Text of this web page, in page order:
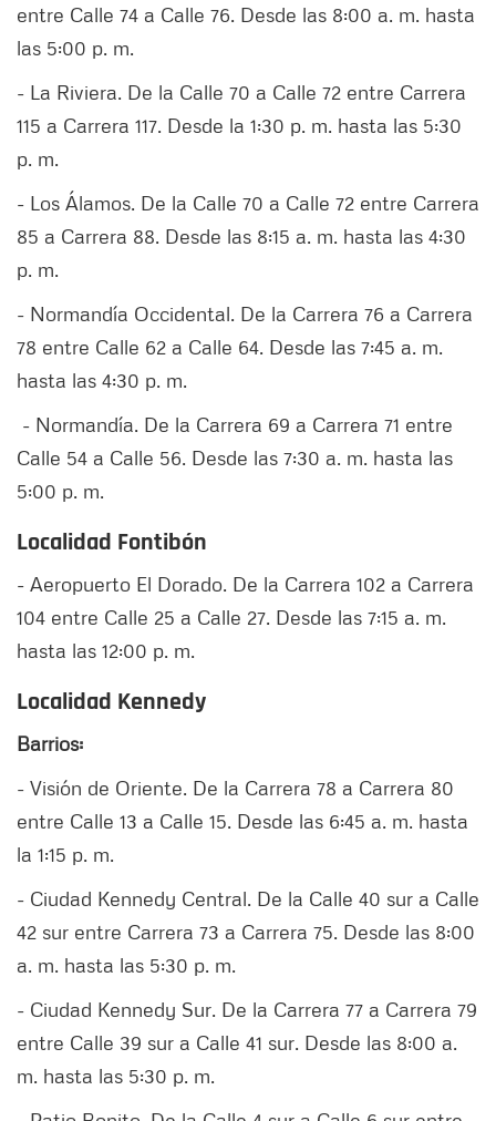
entre Calle 74 a Calle 76. Desde las 8:00 a. m. hasta
las 5:00 p. m.
- La Riviera. De la Calle 70 a Calle 72 entre Carrera
115 a Carrera 117. Desde la 1:30 p. m. hasta las 5:30
p. m.
- Los Álamos. De la Calle 70 a Calle 72 entre Carrera
85 a Carrera 88. Desde las 8:15 a. m. hasta las 4:30
p. m.
- Normandía Occidental. De la Carrera 76 a Carrera
78 entre Calle 62 a Calle 64. Desde las 7:45 a. m.
hasta las 4:30 p. m.
- Normandía. De la Carrera 69 a Carrera 71 entre
Calle 54 a Calle 56. Desde las 7:30 a. m. hasta las
5:00 p. m.
Localidad Fontibón
- Aeropuerto El Dorado. De la Carrera 102 a Carrera
104 entre Calle 25 a Calle 27. Desde las 7:15 a. m.
hasta las 12:00 p. m.
Localidad Kennedy
Barrios:
- Visión de Oriente. De la Carrera 78 a Carrera 80
entre Calle 13 a Calle 15. Desde las 6:45 a. m. hasta
la 1:15 p. m.
- Ciudad Kennedy Central. De la Calle 40 sur a Calle
42 sur entre Carrera 73 a Carrera 75. Desde las 8:00
a. m. hasta las 5:30 p. m.
- Ciudad Kennedy Sur. De la Carrera 77 a Carrera 79
entre Calle 39 sur a Calle 41 sur. Desde las 8:00 a.
m. hasta las 5:30 p. m.